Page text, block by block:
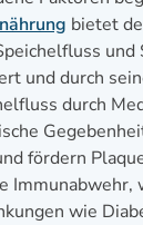
bietet
und durch
durch
fördern
wie